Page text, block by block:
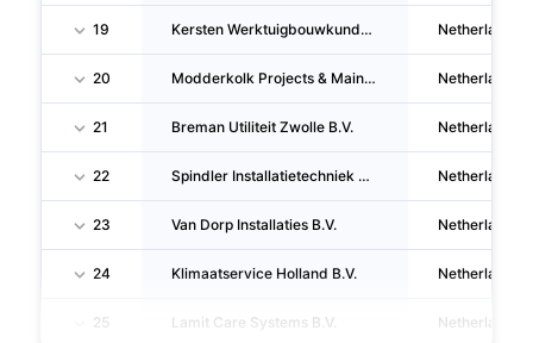
19 Kersten Werktuigbouwkunde B.V. Netherlands
20 Modderkolk Projects & Maintenance B.V. Netherlands
21 Breman Utiliteit Zwolle B.V. Netherlands
22 Spindler Installatietechniek B.V. Netherlands
23 Van Dorp Installaties B.V. Netherlands
24 Klimaatservice Holland B.V. Netherlands
25 Lamit Care Systems B.V. Netherlands